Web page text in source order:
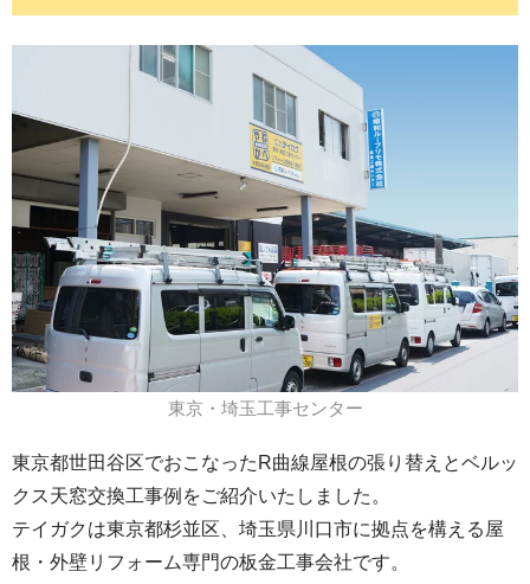
東京・埼玉工事センター
東京都世田谷区でおこなったR曲線屋根の張り替えとベルッ
クス天窓交換工事例をご紹介いたしました。
テイガクは東京都杉並区、埼玉県川口市に拠点を構える屋
根・外壁リフォーム専門の板金工事会社です。